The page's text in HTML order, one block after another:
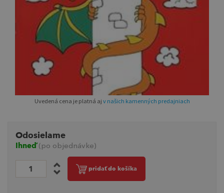
Uvedená cena je platná aj v našich kamenných predajniach
Odosielame
Ihneď(po objednávke)
pridať do košíka